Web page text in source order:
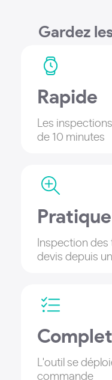
Gardez
Rapide
Les
de 10 minutes
Pratique
Inspection
devis depuis
Complet
L'outil se
commande